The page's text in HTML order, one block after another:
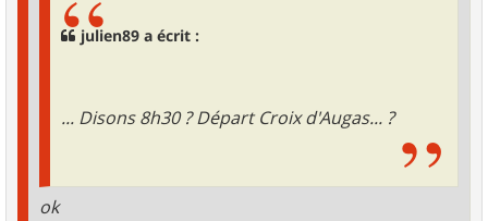
julien89 a écrit :
... Disons 8h30 ? Départ Croix d'Augas... ?
ok